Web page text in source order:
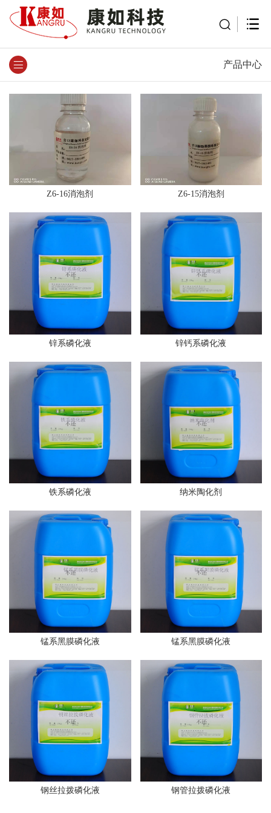
产品中心
Z6-16消泡剂 Z6-15消泡剂
锌系磷化液 锌钙系磷化液
铁系磷化液 纳米陶化剂
锰系黑膜磷化液 锰系黑膜磷化液
钢丝拉拨磷化液 钢管拉拨磷化液